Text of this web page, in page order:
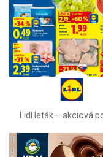
Lidl leták –⁠ akciová